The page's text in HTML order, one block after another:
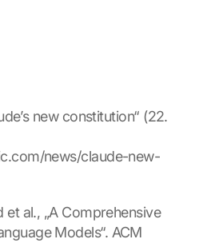
new constitution“ (22.
news/claude-new-
et al., „A Comprehensive
Models“. ACM